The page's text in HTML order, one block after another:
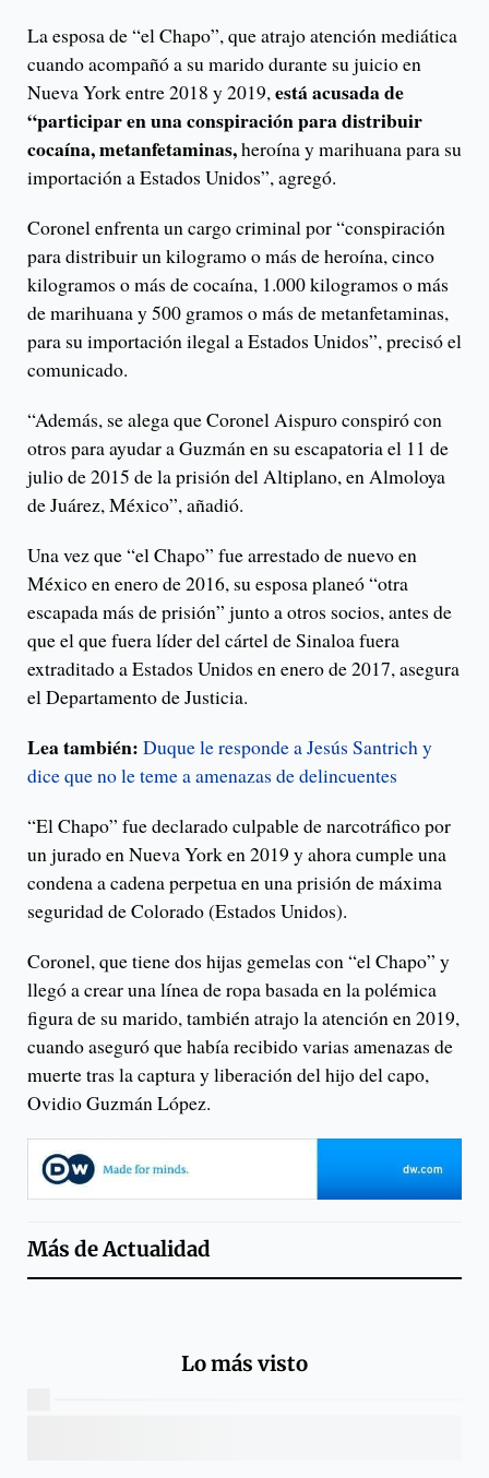
La esposa de “el Chapo”, que atrajo atención mediática
cuando acompañó a su marido durante su juicio en
Nueva York entre 2018 y 2019,está acusada de
“participar en una conspiración para distribuir
cocaína, metanfetaminas,heroína y marihuana para su
importación a Estados Unidos”, agregó.
Coronel enfrenta un cargo criminal por “conspiración
para distribuir un kilogramo o más de heroína, cinco
kilogramos o más de cocaína, 1.000 kilogramos o más
de marihuana y 500 gramos o más de metanfetaminas,
para su importación ilegal a Estados Unidos”, precisó el
comunicado.
“Además, se alega que Coronel Aispuro conspiró con
otros para ayudar a Guzmán en su escapatoria el 11 de
julio de 2015 de la prisión del Altiplano, en Almoloya
de Juárez, México”, añadió.
Una vez que “el Chapo” fue arrestado de nuevo en
México en enero de 2016, su esposa planeó “otra
escapada más de prisión” junto a otros socios, antes de
que el que fuera líder del cártel de Sinaloa fuera
extraditado a Estados Unidos en enero de 2017, asegura
el Departamento de Justicia.
Lea también: Duque le responde a Jesús Santrich y
dice que no le teme a amenazas de delincuentes
“El Chapo” fue declarado culpable de narcotráfico por
un jurado en Nueva York en 2019 y ahora cumple una
condena a cadena perpetua en una prisión de máxima
seguridad de Colorado (Estados Unidos).
Coronel, que tiene dos hijas gemelas con “el Chapo” y
llegó a crear una línea de ropa basada en la polémica
figura de su marido, también atrajo la atención en 2019,
cuando aseguró que había recibido varias amenazas de
muerte tras la captura y liberación del hijo del capo,
Ovidio Guzmán López.
Más deActualidad
Lo más visto